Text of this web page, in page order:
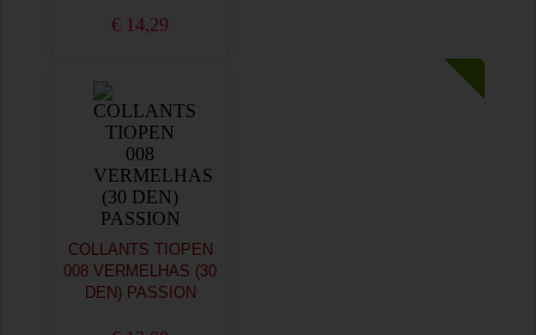
€ 14,29
COLLANTS TIOPEN
008 VERMELHAS (30
DEN) PASSION